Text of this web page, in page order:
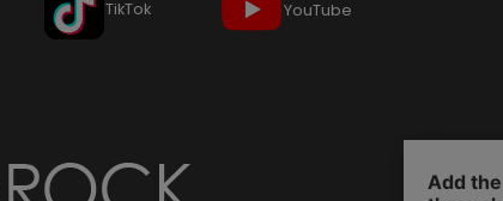
TikTok YouTube